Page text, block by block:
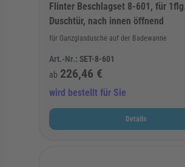
Flinter Beschlagset 8-601, für
Duschtür, nach innen öffnend
für Ganzglasdusche auf der Badewanne
Art.-Nr.: SET-8-601
ab 226,46 €
wird bestellt für Sie
Details